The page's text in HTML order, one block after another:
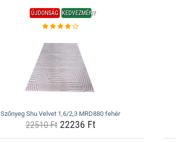
ÚJDONSÁG KEDVEZMÉNY
Szőnyeg Shu Velvet 1,6/2,3 MRD880 fehér
22510 Ft22236 Ft